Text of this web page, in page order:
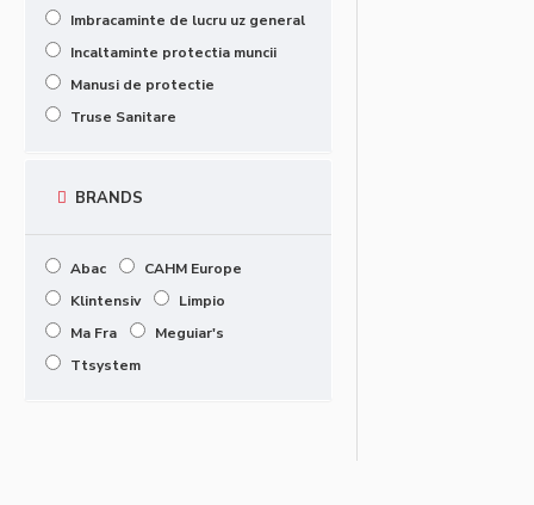
Imbracaminte de lucru uz general
Incaltaminte protectia muncii
Manusi de protectie
Truse Sanitare
BRANDS
Abac
CAHM Europe
Klintensiv
Limpio
Ma Fra
Meguiar's
Ttsystem